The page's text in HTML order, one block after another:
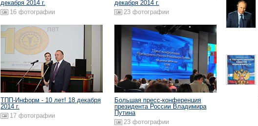
декабря 2014 г.
16 фотографии
декабря 2014 г.
23 фотографии
ТПП-Информ - 10 лет! 18 декабря
2014 г.
17 фотографии
Большая пресс-конференция
президента России Владимира
Путина
23 фотографии